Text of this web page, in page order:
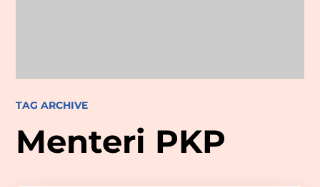
TAG ARCHIVE
Menteri PKP